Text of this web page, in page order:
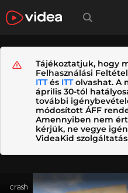
Tájékoztatjuk, hogy
Felhasználási
ITTés ITTolvashat. A
április 30-tól
további
módosított ÁFF
Amennyiben nem
kérjük, ne vegye
VideaKid